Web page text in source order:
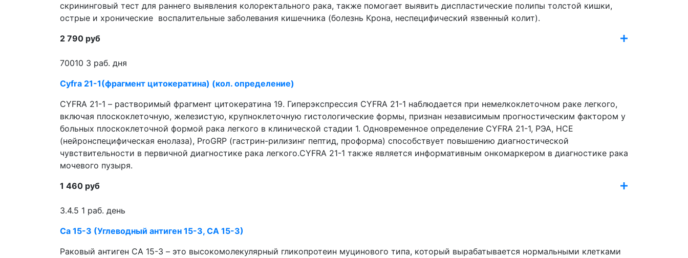
скрининговый тест для раннего выявления колоректального рака, также помогает выявить диспластические полипы толстой кишки,
острые и хронические воспалительные заболевания кишечника (болезнь Крона, неспецифический язвенный колит).
2 790 руб
70010 3 раб. дня
Cyfra 21-1(фрагмент цитокератина) (кол. определение)
CYFRA 21-1 – растворимый фрагмент цитокератина 19. Гиперэкспрессия CYFRA 21-1 наблюдается при немелкоклеточном раке легкого,
включая плоскоклеточную, железистую, крупноклеточную гистологические формы, признан независимым прогностическим фактором у
больных плоскоклеточной формой рака легкого в клинической стадии 1. Одновременное определение CYFRA 21-1, РЭА, НСЕ
(нейронспецифическая енолаза), ProGRP (гастрин-рилизинг пептид, проформа) способствует повышению диагностической
чувствительности в первичной диагностике рака легкого.CYFRA 21-1 также является информативным онкомаркером в диагностике рака
мочевого пузыря.
1 460 руб
3.4.5 1 раб. день
Са 15-3 (Углеводный антиген 15-3, СА 15-3)
Раковый антиген СА 15-3 – это высокомолекулярный гликопротеин муцинового типа, который вырабатывается нормальными клетками